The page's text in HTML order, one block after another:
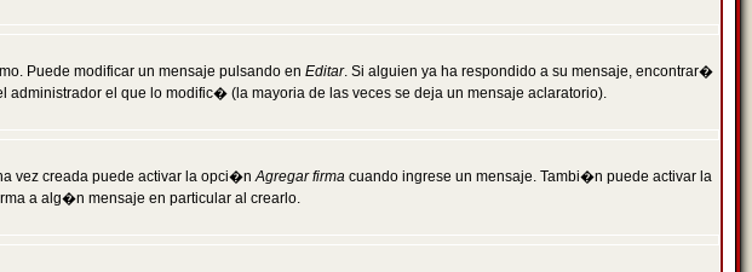
Puede modificar un mensaje pulsando en Editar. Si alguien ya ha respondido a su mensaje, encontrar�
el que lo modific� (la mayoria de las veces se deja un mensaje aclaratorio).
vez creada puede activar la opci�nAgregar firma cuando ingrese un mensaje. Tambi�n puede activar la
a alg�n mensaje en particular al crearlo.